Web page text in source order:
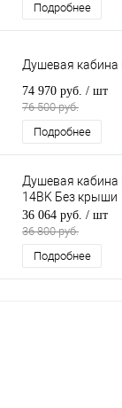
Подробнее
Душевая кабина
74 970 руб. / шт
76 500 руб.
Подробнее
Душевая кабина
14BK Без крыши
36 064 руб. / шт
36 800 руб.
Подробнее